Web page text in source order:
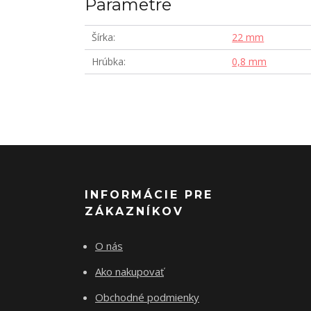
Parametre
Šírka
22 mm
Hrúbka
0,8 mm
INFORMÁCIE PRE
ZÁKAZNÍKOV
O nás
Ako nakupovať
Obchodné podmienky